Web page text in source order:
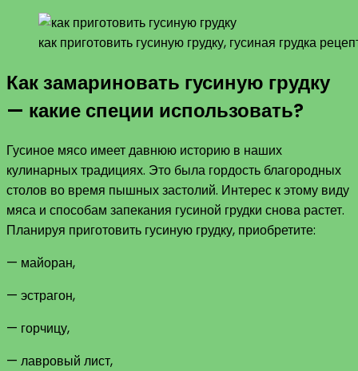
как приготовить гусиную грудку, гусиная грудка
Как замариновать гусиную грудку
— какие специи использовать?
Гусиное мясо имеет давнюю историю в наших
кулинарных традициях. Это была гордость благородных
столов во время пышных застолий. Интерес к этому виду
мяса и способам запекания гусиной грудки снова растет.
Планируя приготовить гусиную грудку, приобретите:
— майоран,
— эстрагон,
— горчицу,
— лавровый лист,